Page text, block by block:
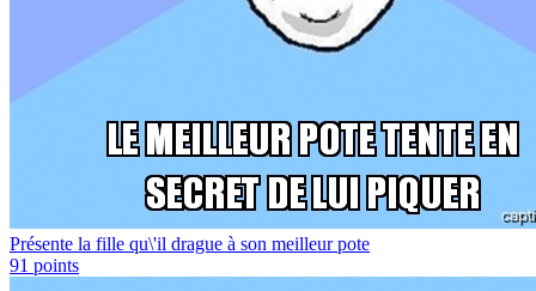
Présente la fille qu\'il drague à son meilleur pote
91 points